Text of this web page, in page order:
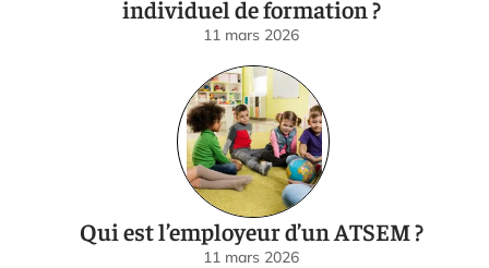
individuel de formation ?
11 mars 2026
Qui est l’employeur d’un ATSEM ?
11 mars 2026